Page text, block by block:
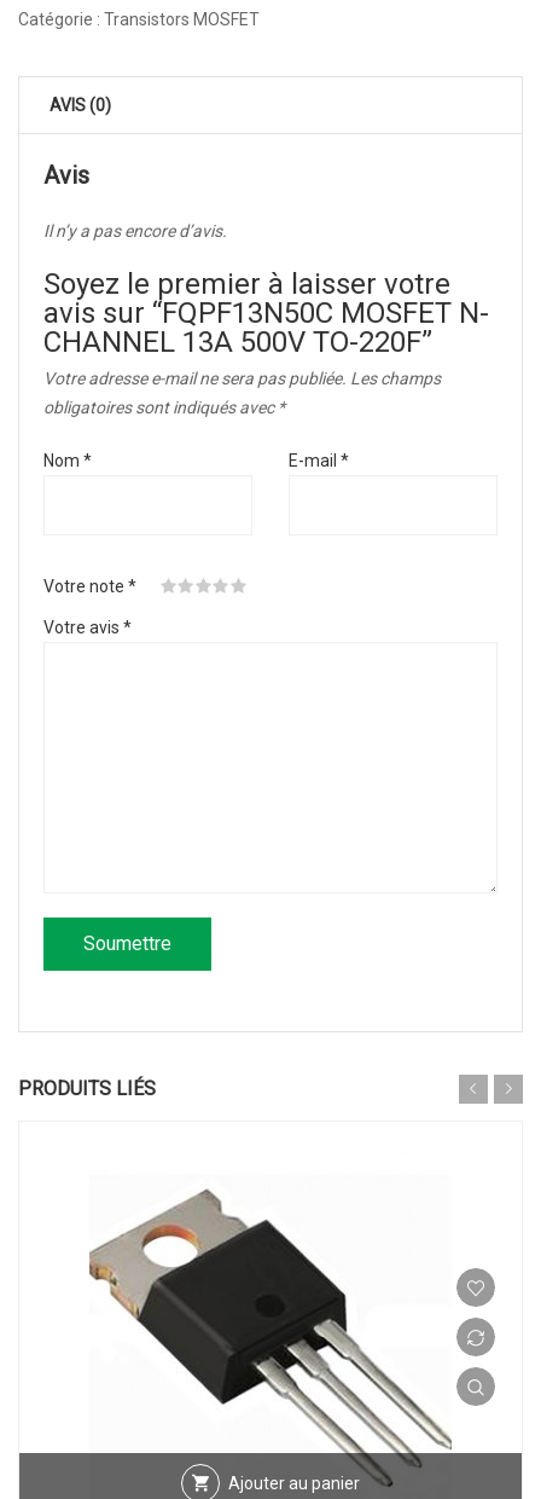
Catégorie : Transistors MOSFET
AVIS (0)
Avis
Il n’y a pas encore d’avis.
Soyez le premier à laisser votre
avis sur “FQPF13N50C MOSFET N-
CHANNEL 13A 500V TO-220F”
Votre adresse e-mail ne sera pas publiée. Les champs
obligatoires sont indiqués avec *
Nom * E-mail *
Votre note *
Votre avis *
PRODUITS LIÉS
Ajouter au panier